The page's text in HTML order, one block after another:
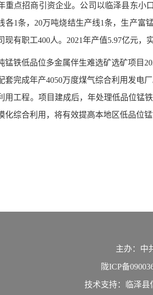
重点招商引资企业。公司以临泽县东小
各1条，20万吨烧结生产线1条，生产
现有职工400人。 2021年产值5.97亿元，
锰铁低品位多金属伴生难选矿选矿项目
套完成年产4050万度煤气综合利用发电
用工程。项目建成后，年处理低品位锰
化综合利用，将有效提高本地区低品位锰
主办：中
陇ICP备
技术支持：临泽县